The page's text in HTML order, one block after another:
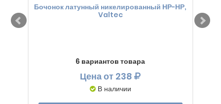
Бочонок латунный никелированный НР-НР,
Valtec
6 вариантов товара
Ценаот 238
В наличии